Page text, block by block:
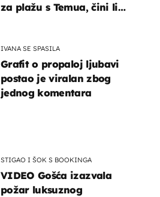
STIGAO I ŠOK S BOOKINGA
VIDEO Gošća izazvala
požar luksuznog
za plažu s Temua, čini li
IVANA SE SPASILA
Grafit o propaloj ljubavi
postao je viralan zbog
jednog komentara